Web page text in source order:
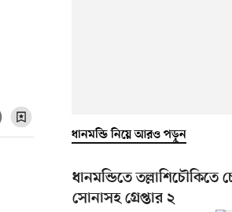
ধানমন্ডি নিয়ে আরও পড়ুন
ধানমন্ডিতে তল্লাশিচৌকিতে
সোনাসহ গ্রেপ্তার ২